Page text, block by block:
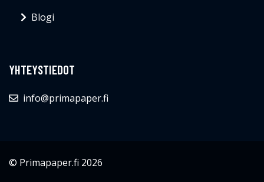
Blogi
YHTEYSTIEDOT
info@primapaper.fi
© Primapaper.fi 2026